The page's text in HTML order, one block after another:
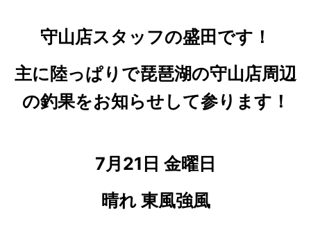
守山店スタッフの盛田です！
主に陸っぱりで琵琶湖の守山店周辺
の釣果をお知らせして参ります！
7月21日 金曜日
晴れ 東風強風